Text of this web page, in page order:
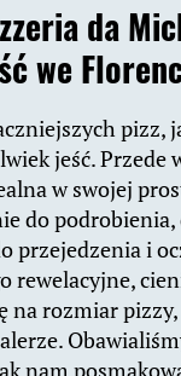
da
we
pizz,
jeść. Przede
w swojej
do podrobienia,
przejedzenia i
rewelacyjne,
na rozmiar
nam